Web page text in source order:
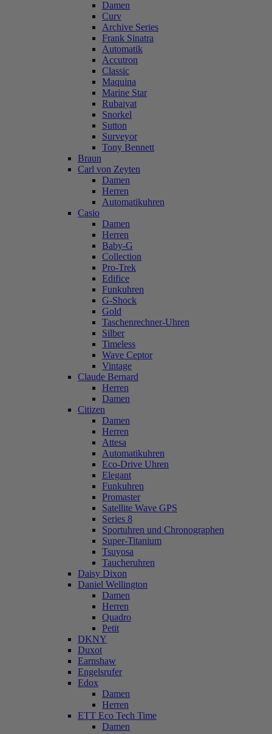
Damen
Curv
Archive Series
Frank Sinatra
Automatik
Accutron
Classic
Maquina
Marine Star
Rubaiyat
Snorkel
Sutton
Surveyor
Tony Bennett
Braun
Carl von Zeyten
Damen
Herren
Automatikuhren
Casio
Damen
Herren
Baby-G
Collection
Pro-Trek
Edifice
Funkuhren
G-Shock
Gold
Taschenrechner-Uhren
Silber
Timeless
Wave Ceptor
Vintage
Claude Bernard
Herren
Damen
Citizen
Damen
Herren
Attesa
Automatikuhren
Eco-Drive Uhren
Elegant
Funkuhren
Promaster
Satellite Wave GPS
Series 8
Sportuhren und Chronographen
Super-Titanium
Tsuyosa
Taucheruhren
Daisy Dixon
Daniel Wellington
Damen
Herren
Quadro
Petit
DKNY
Duxot
Earnshaw
Engelsrufer
Edox
Damen
Herren
ETT Eco Tech Time
Damen